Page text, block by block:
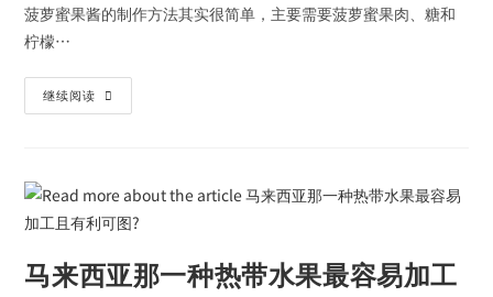
菠萝蜜果酱的制作方法其实很简单，主要需要菠萝蜜果肉、糖和
柠檬…
继续阅读
马来西亚那一种热带水果最容易加工